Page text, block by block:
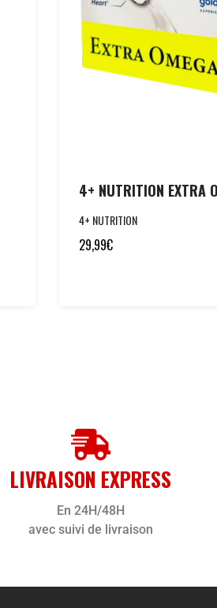
4+ NUTRITION EXTRA
4+ NUTRITION
29,99€
LIVRAISON EXPRESS
En 24H/48H
avec suivi de livraison